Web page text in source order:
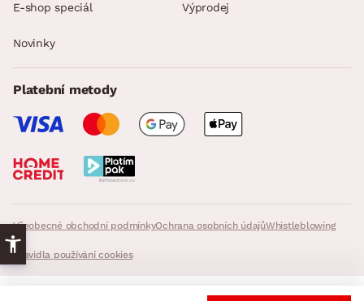
Všeobecné obchodní podmínkyOchrana osobních údajůWhistleblowing
Pravidla používání cookies
E-shop speciál Výprodej
Novinky
Platební metody
© 2026 ASKO - NÁBYTEK, všechna práva vyhrazena. - InveoCMS,Inveo.cz